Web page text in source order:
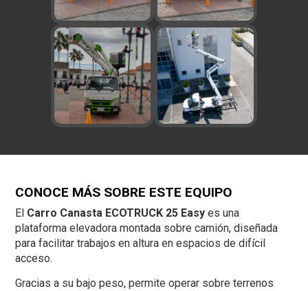
CONOCE MÁS SOBRE ESTE EQUIPO
El Carro Canasta ECOTRUCK 25 Easy es una
plataforma elevadora montada sobre camión, diseñada
para facilitar trabajos en altura en espacios de difícil
acceso.
Gracias a su bajo peso, permite operar sobre terrenos